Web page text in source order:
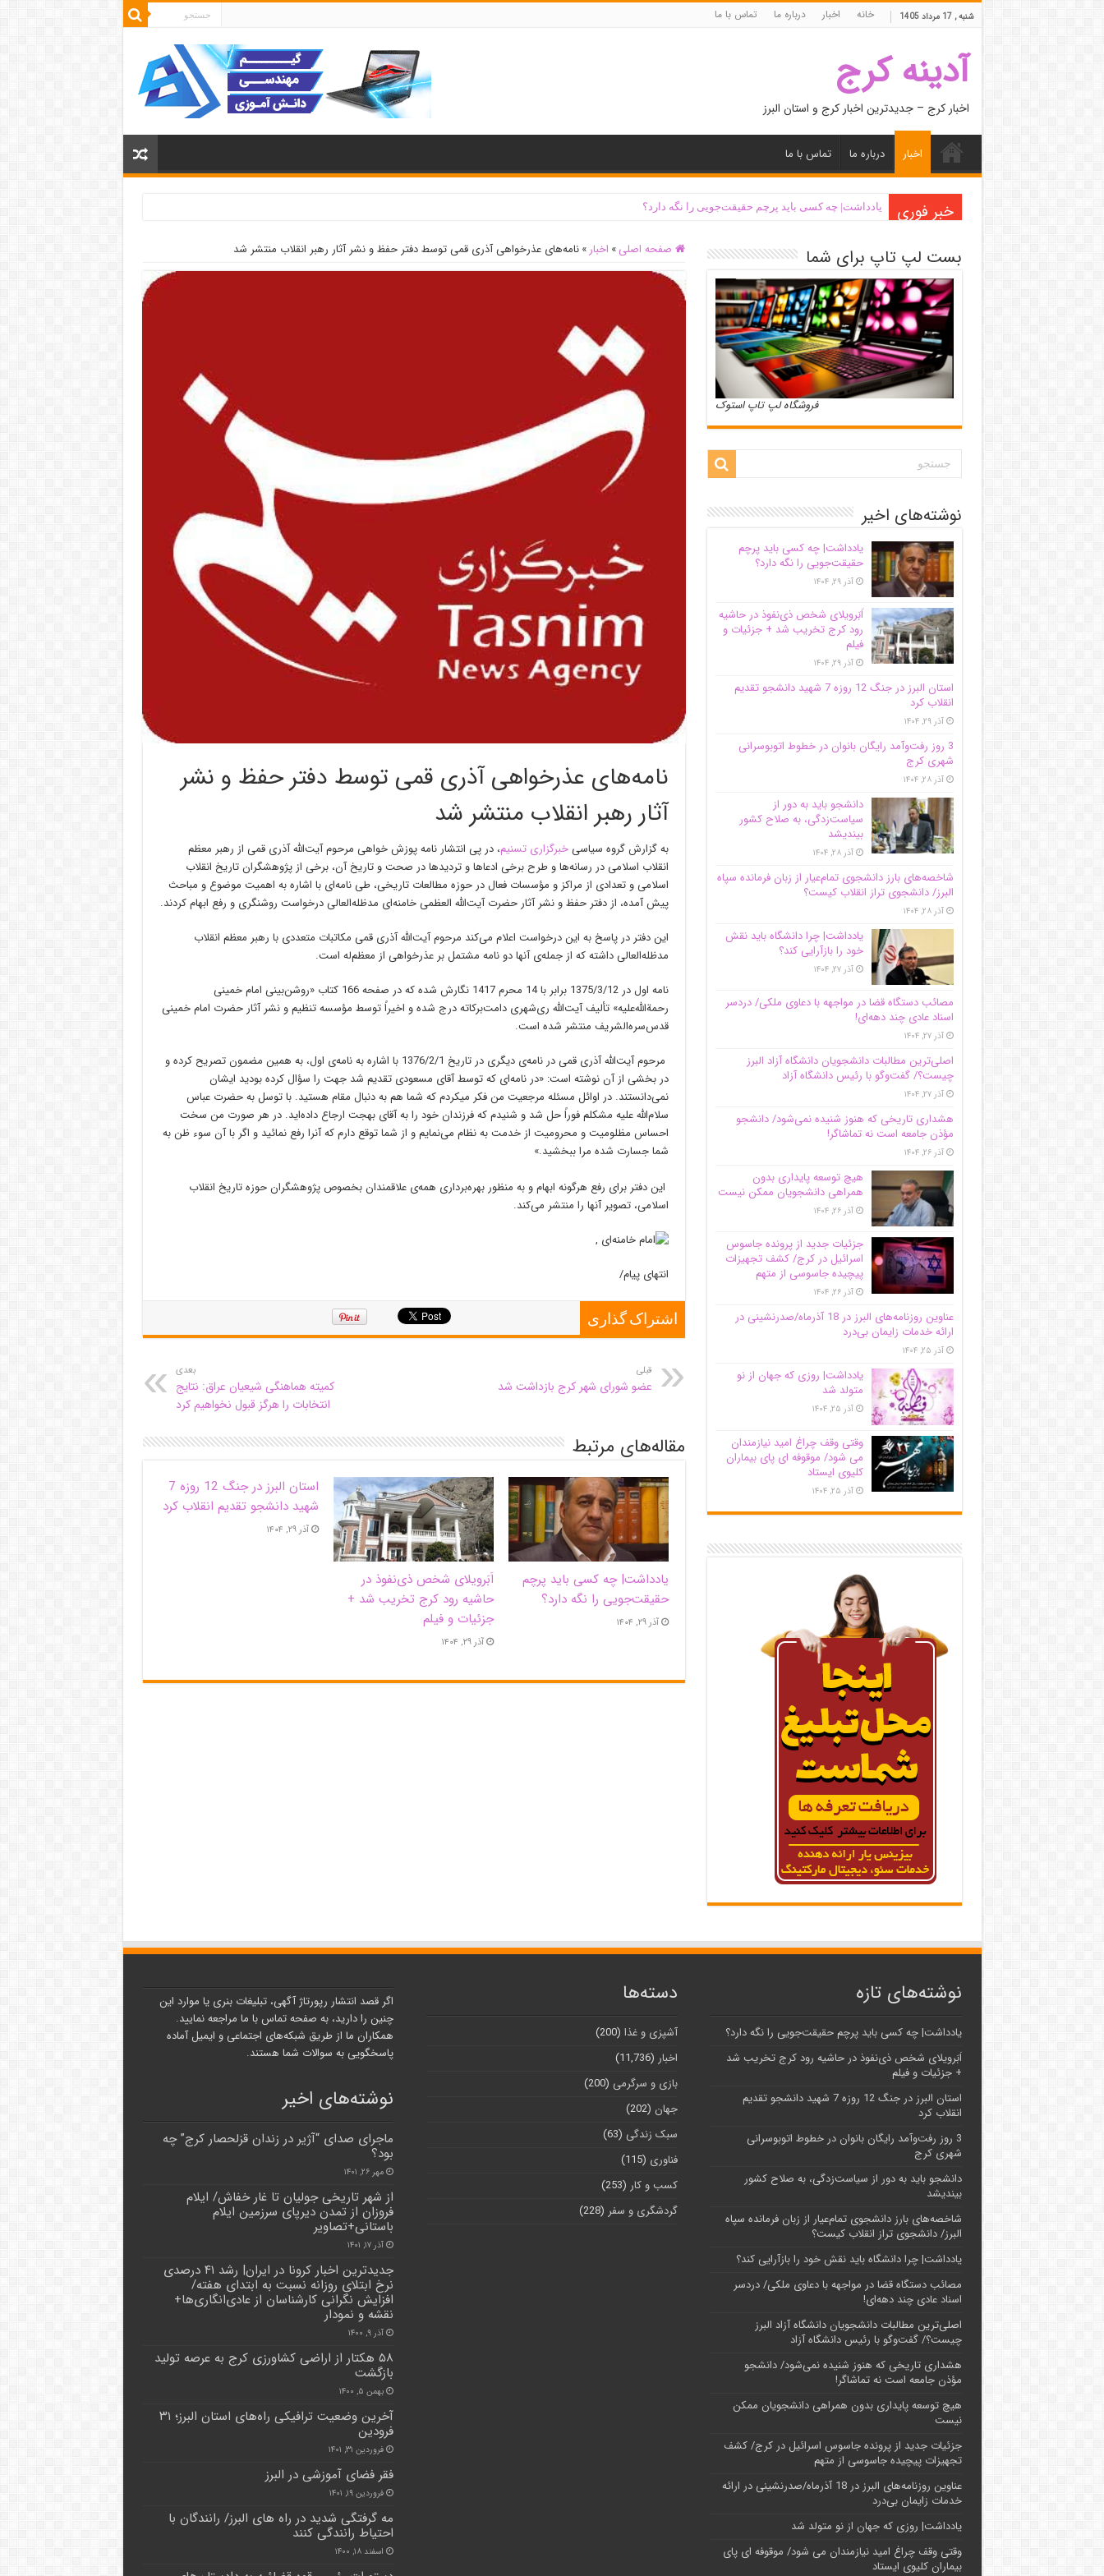
شنبه , 17 مرداد 1405 خانه اخبار درباره ما تماس با ما
آدینه کرج
اخبار کرج – جدیدترین اخبار کرج و استان البرز
اخبار درباره ما تماس با ما
خبر فوری یادداشت| ‌چه کسی باید پرچم حقیقت‌جویی را نگه دارد؟
صفحه اصلی » اخبار » نامه‌های عذرخواهی آذری قمی توسط دفتر حفظ و نشر آثار رهبر انقلاب منتشر شد
نامه‌های عذرخواهی آذری قمی توسط دفتر حفظ و نشر
آثار رهبر انقلاب منتشر شد
به گزارش گروه سیاسیخبرگزاری تسنیم، در پی انتشار نامه پوزش خواهی مرحوم آیت‌الله آذری قمی از رهبر معظم
انقلاب اسلامی در رسانه‌ها و طرح برخی ادعاها و تردیدها در صحت و تاریخ آن، برخی از پژوهشگران تاریخ انقلاب
اسلامی و تعدادی از مراکز و مؤسسات فعال در حوزه مطالعات تاریخی، طی نامه‌ای با اشاره به اهمیت موضوع و مباحث
پیش آمده، از دفتر حفظ و نشر آثار حضرت آیت‌الله العظمی خامنه‌ای مدظله‌العالی درخواست روشنگری و رفع ابهام کردند.
این دفتر در پاسخ به این درخواست اعلام می‌کند مرحوم آیت‌الله آذری قمی مکاتبات متعددی با رهبر معظم انقلاب
مدظله‌العالی داشته که از جمله‌ی آنها دو نامه مشتمل بر عذرخواهی از معظم‌له است.
نامه اول در 1375/3/12 برابر با 14 محرم 1417 نگارش شده که در صفحه 166 کتاب «روشن‌بینی امام خمینی
رحمة‌الله‌علیه» تألیف آیت‌الله ری‌شهری دامت‌برکاته درج شده و اخیراً توسط مؤسسه تنظیم و نشر آثار حضرت امام خمینی
قدس‌سره‌الشریف منتشر شده‌ است.
مرحوم آیت‌الله آذری قمی در نامه‌ی دیگری در تاریخ 1376/2/1 با اشاره به نامه‌ی اول، به همین مضمون تصریح کرده و
در بخشی از آن نوشته است: «در نامه‌ای که توسط آقای مسعودی تقدیم شد جهت را سؤال کرده بودید ایشان
نمی‌دانستند. در اوائل مسئله مرجعیت من فکر میکردم که شما هم به دنبال مقام هستید. با توسل به حضرت عباس
سلام‌الله علیه مشکلم فوراً حل شد و شنیدم که فرزندان خود را به آقای بهجت ارجاع داده‌اید. در هر صورت من سخت
احساس مظلومیت و محرومیت از خدمت به نظام می‌نمایم و از شما توقع دارم که آنرا رفع نمائید و اگر با آن سوء ظن به
شما جسارت شده مرا ببخشید.»
این دفتر برای رفع هرگونه ابهام و به منظور بهره‌برداری همه‌ی علاقمندان بخصوص پژوهشگران حوزه تاریخ انقلاب
اسلامی، تصویر آنها را منتشر می‌کند.
انتهای پیام/
اشتراک گذاری
قبلی
عضو شورای شهر کرج بازداشت شد
بعدی
کمیته هماهنگی شیعیان عراق: نتایج
انتخابات را هرگز قبول نخواهیم کرد
مقاله‌های مرتبط
یادداشت| ‌چه کسی باید پرچم
حقیقت‌جویی را نگه دارد؟
آذر ۲۹, ۱۴۰۴
اَبَر‌ویلای شخص ذی‌نفوذ در
حاشیه‌ رود کرج تخریب شد +
جزئیات و فیلم
آذر ۲۹, ۱۴۰۴
استان البرز در جنگ 12 روزه 7
شهید دانشجو تقدیم انقلاب کرد
آذر ۲۹, ۱۴۰۴
بست لپ تاپ برای شما
فروشگاه لپ تاپ استوک
نوشته‌های اخیر
یادداشت| ‌چه کسی باید پرچم
حقیقت‌جویی را نگه دارد؟
آذر ۲۹, ۱۴۰۴
اَبَر‌ویلای شخص ذی‌نفوذ در حاشیه‌
رود کرج تخریب شد + جزئیات و
فیلم
آذر ۲۹, ۱۴۰۴
استان البرز در جنگ 12 روزه 7 شهید دانشجو تقدیم
انقلاب کرد
آذر ۲۹, ۱۴۰۴
3 روز رفت‌وآمد رایگان بانوان در خطوط اتوبوسرانی
شهری کرج
آذر ۲۸, ۱۴۰۴
دانشجو باید به دور از
سیاست‌زدگی، به صلاح کشور
بیندیشد
آذر ۲۸, ۱۴۰۴
شاخصه‌های بارز دانشجوی تمام‌عیار از زبان فرمانده سپاه
البرز/ دانشجوی تراز انقلاب کیست؟
آذر ۲۸, ۱۴۰۴
یادداشت| چرا دانشگاه باید نقش
خود را بازآرایی کند؟
آذر ۲۷, ۱۴۰۴
مصائب دستگاه قضا در مواجهه با دعاوی ملکی/ دردسر
اسناد عادی چند‌ دهه‌ای!
آذر ۲۷, ۱۴۰۴
اصلی‌ترین مطالبات دانشجویان دانشگاه آزاد البرز
چیست؟/ گفت‌وگو با رئیس دانشگاه آز‌اد
آذر ۲۷, ۱۴۰۴
هشداری تاریخی که هنوز شنیده نمی‌شود/ دانشجو
مؤذن جامعه است نه تماشاگر!
آذر ۲۶, ۱۴۰۴
هیچ توسعه پایداری بدون
همراهی دانشجویان ممکن نیست
آذر ۲۶, ۱۴۰۴
جزئیات جدید از پرونده جاسوس
اسرائیل در کرج/‌ کشف تجهیزات
پیچیده جاسوسی از متهم
آذر ۲۶, ۱۴۰۴
عناوین روزنامه‌های البرز در ‌18 آذرماه/صدرنشینی در
ارائه خدمات زایمان بی‌درد
آذر ۲۵, ۱۴۰۴
یادداشت| روزی که جهان از نو
متولد شد
آذر ۲۵, ۱۴۰۴
وقتی وقف چراغ امید نیازمندان
می شود/ موقوفه ای پای بیماران
کلیوی ایستاد
آذر ۲۵, ۱۴۰۴
نوشته‌های تازه
یادداشت| ‌چه کسی باید پرچم حقیقت‌جویی را نگه دارد؟
اَبَر‌ویلای شخص ذی‌نفوذ در حاشیه‌ رود کرج تخریب شد
+ جزئیات و فیلم
استان البرز در جنگ 12 روزه 7 شهید دانشجو تقدیم
انقلاب کرد
3 روز رفت‌وآمد رایگان بانوان در خطوط اتوبوسرانی
شهری کرج
دانشجو باید به دور از سیاست‌زدگی، به صلاح کشور
بیندیشد
شاخصه‌های بارز دانشجوی تمام‌عیار از زبان فرمانده سپاه
البرز/ دانشجوی تراز انقلاب کیست؟
یادداشت| چرا دانشگاه باید نقش خود را بازآرایی کند؟
مصائب دستگاه قضا در مواجهه با دعاوی ملکی/ دردسر
اسناد عادی چند‌ دهه‌ای!
اصلی‌ترین مطالبات دانشجویان دانشگاه آزاد البرز
چیست؟/ گفت‌وگو با رئیس دانشگاه آز‌اد
هشداری تاریخی که هنوز شنیده نمی‌شود/ دانشجو
مؤذن جامعه است نه تماشاگر!
هیچ توسعه پایداری بدون همراهی دانشجویان ممکن
نیست
جزئیات جدید از پرونده جاسوس اسرائیل در کرج/‌ کشف
تجهیزات پیچیده جاسوسی از متهم
عناوین روزنامه‌های البرز در ‌18 آذرماه/صدرنشینی در ارائه
خدمات زایمان بی‌درد
یادداشت| روزی که جهان از نو متولد شد
وقتی وقف چراغ امید نیازمندان می شود/ موقوفه ای پای
بیماران کلیوی ایستاد
دسته‌ها
آشپزی و غذا (200)
اخبار (11,736)
بازی و سرگرمی (200)
جهان (202)
سبک زندگی (63)
فناوری (115)
کسب و کار (253)
گردشگری و سفر (228)
اگر قصد انتشار رپورتاژ آگهی، تبلیغات بنری یا موارد این
چنین را دارید، به صفحه تماس با ما مراجعه نمایید.
همکاران ما از طریق شبکه‌های اجتماعی و ایمیل آماده
پاسخگویی به سوالات شما هستند.
نوشته‌های اخیر
ماجرای صدای “آژیر در زندان قزلحصار کرج” چه
بود؟
مهر ۲۶, ۱۴۰۱
از شهر تاریخی جولیان تا غار خفاش/ ایلام
فروزان از تمدن دیرپای سرزمین ایلام
باستانی+تصاویر
آذر ۱۷, ۱۴۰۱
جدیدترین اخبار کرونا در ایران| رشد ۴۱ درصدی
نرخ ابتلای روزانه نسبت به ابتدای هفته/
افزایش نگرانی کارشناسان از عادی‌انگاری‌ها+
نقشه و نمودار
آذر ۹, ۱۴۰۰
۵۸ هکتار از اراضی کشاورزی کرج به عرصه تولید
بازگشت
بهمن ۵, ۱۴۰۰
آخرین وضعیت ترافیکی راه‌های استان البرز؛ ۳۱
فرودین
فروردین ۳۱, ۱۴۰۱
فقر فضای آموزشی در البرز
فروردین ۱۹, ۱۴۰۱
مه گرفتگی شدید در راه های البرز/ رانندگان با
احتیاط رانندگی کنند
اسفند ۱۸, ۱۴۰۰